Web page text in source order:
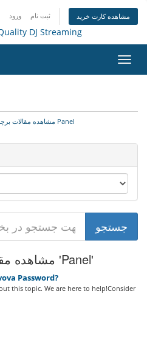
ورود ثبت نام مشاهده کارت خرید
تغییر
مشاهده مقالات برچسب زده شده Panel
مشاهده مقالات برچسب زده شده 'Panel'
Password?
this topic. We are here to help!Consider